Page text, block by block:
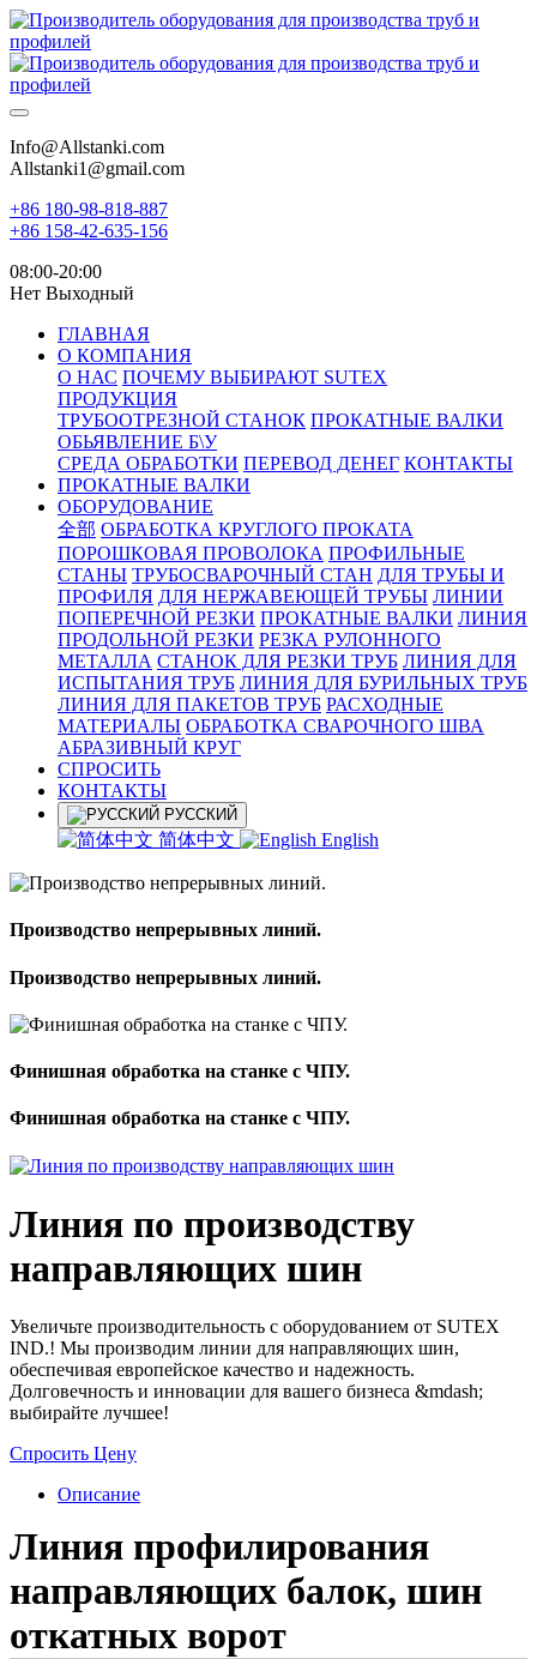
Info@Allstanki.com
Allstanki1@gmail.com
+86 180-98-818-887
+86 158-42-635-156
08:00-20:00
Нет Выходный
ГЛАВНАЯ
О КОМПАНИЯ
О НАС ПОЧЕМУ ВЫБИРАЮТ SUTEX
ПРОДУКЦИЯ
ТРУБООТРЕЗНОЙ СТАНОК ПРОКАТНЫЕ ВАЛКИ
ОБЬЯВЛЕНИЕ Б\У
СРЕДА ОБРАБОТКИ ПЕРЕВОД ДЕНЕГ КОНТАКТЫ
ПРОКАТНЫЕ ВАЛКИ
ОБОРУДОВАНИЕ
全部 ОБРАБОТКА КРУГЛОГО ПРОКАТА
ПОРОШКОВАЯ ПРОВОЛОКА ПРОФИЛЬНЫЕ
СТАНЫ ТРУБОСВАРОЧНЫЙ СТАН ДЛЯ ТРУБЫ И
ПРОФИЛЯ ДЛЯ НЕРЖАВЕЮЩЕЙ ТРУБЫ ЛИНИИ
ПОПЕРЕЧНОЙ РЕЗКИ ПРОКАТНЫЕ ВАЛКИ ЛИНИЯ
ПРОДОЛЬНОЙ РЕЗКИ РЕЗКА РУЛОННОГО
МЕТАЛЛА СТАНОК ДЛЯ РЕЗКИ ТРУБ ЛИНИЯ ДЛЯ
ИСПЫТАНИЯ ТРУБ ЛИНИЯ ДЛЯ БУРИЛЬНЫХ ТРУБ
ЛИНИЯ ДЛЯ ПАКЕТОВ ТРУБ РАСХОДНЫЕ
МАТЕРИАЛЫ OБРАБОТКА СВАРОЧНОГО ШВА
АБРАЗИВНЫЙ КРУГ
СПРОСИТЬ
КОНТАКТЫ
РУССКИЙ
简体中文 English
Производство непрерывных линий.
Производство непрерывных линий.
Финишная обработка на станке с ЧПУ.
Финишная обработка на станке с ЧПУ.
Линия по производству
направляющих шин
Увеличьте производительность с оборудованием от SUTEX
IND.! Мы производим линии для направляющих шин,
обеспечивая европейское качество и надежность.
Долговечность и инновации для вашего бизнеса &mdash;
выбирайте лучшее!
Спросить Цену
Описание
Линия профилирования
направляющих балок, шин
откатных ворот